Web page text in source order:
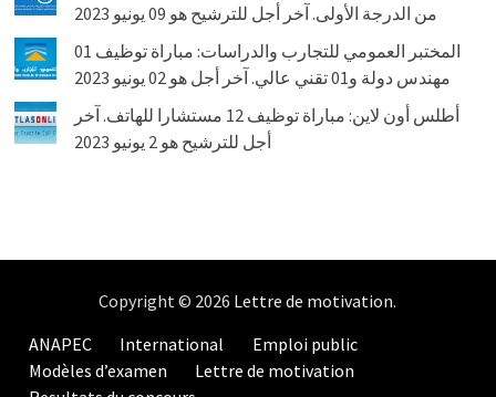
من الدرجة الأولى. آخر أجل للترشيح هو 09 يونيو 2023
المختبر العمومي للتجارب والدراسات: مباراة توظيف 01
مهندس دولة و01 تقني عالي. آخر أجل هو 02 يونيو 2023
أطلس أون لاين: مباراة توظيف 12 مستشارا للهاتف. آخر
أجل للترشيح هو 2 يونيو 2023
Copyright © 2026 Lettre de motivation.
ANAPEC
International
Emploi public
Modèles d’examen
Lettre de motivation